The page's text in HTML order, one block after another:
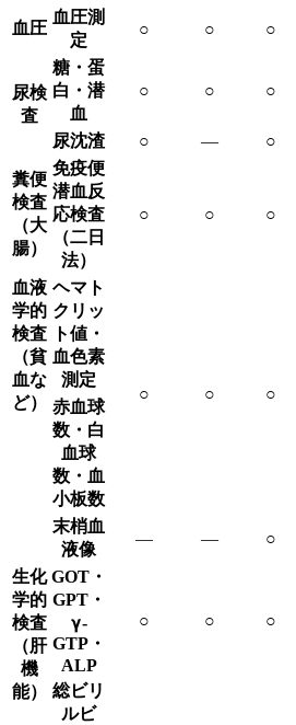
血圧
血圧測
定
○ ○ ○
尿検
査
糖・蛋
白・潜
血
○ ○ ○
尿沈渣 ○ ― ○
糞便
検査
（大
腸）
免疫便
潜血反
応検査
（二日
法）
○ ○ ○
血液
学的
検査
（貧
血な
ど）
ヘマト
クリッ
ト値・
血色素
測定
○ ○ ○
赤血球
数・白
血球
数・血
小板数
末梢血
液像
― ― ○
生化
学的
検査
（肝
機
能）
GOT・
GPT・
γ-
GTP・
ALP
○ ○ ○
総ビリ
ルビ